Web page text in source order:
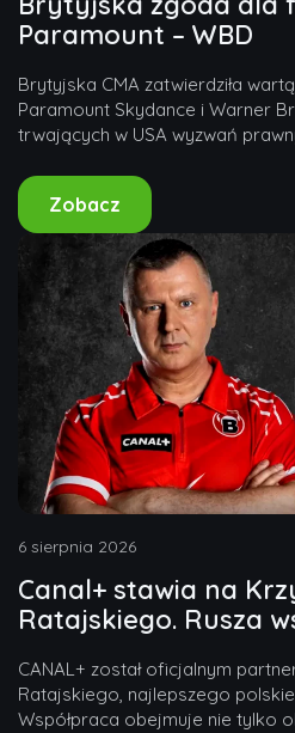
Paramount – WBD
Brytyjska CMA zatwierdziła
Paramount Skydance i Warner
trwających w USA wyzwań
Zobacz
6 sierpnia 2026
Canal+ stawia na
Ratajskiego. Rusza
CANAL+ został oficjalnym
Ratajskiego, najlepszego
Współpraca obejmuje nie tylko